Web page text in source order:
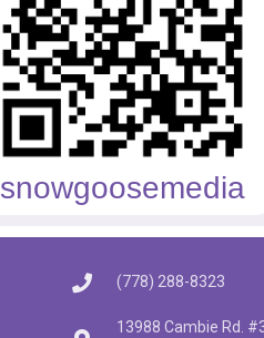
snowgoosemedia
(778) 288-8323
13988 Cambie Rd.